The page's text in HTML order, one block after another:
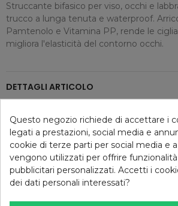
Struccante bifasico per viso, occhi e
trucco a lunga tenuta e waterproof.
Pamtenolo e Vitamina PP, rende le
migliora l'elasticità del contorno occhi.
DETTAGLI ARTICOLO
Consigliati
-30%
Questo negozio richiede di accettare i
legati a prestazioni, social media e
cookie di terze parti per social media e
vengono utilizzati per offrire
pubblicitari personalizzati. Accetti i
dei dati personali interessati?